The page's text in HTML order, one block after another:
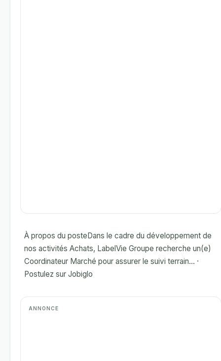
À propos du posteDans le cadre du développement de
nos activités Achats, LabelVie Groupe recherche un(e)
Coordinateur Marché pour assurer le suivi terrain... ·
Postulez sur Jobiglo